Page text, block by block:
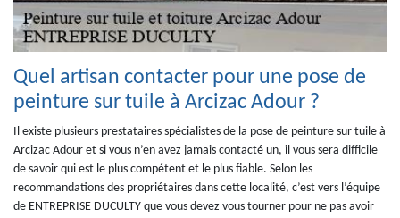
Quel artisan contacter pour une pose de
peinture sur tuile à Arcizac Adour ?
Il existe plusieurs prestataires spécialistes de la pose de peinture sur tuile à
Arcizac Adour et si vous n’en avez jamais contacté un, il vous sera difficile
de savoir qui est le plus compétent et le plus fiable. Selon les
recommandations des propriétaires dans cette localité, c’est vers l’équipe
de ENTREPRISE DUCULTY que vous devez vous tourner pour ne pas avoir